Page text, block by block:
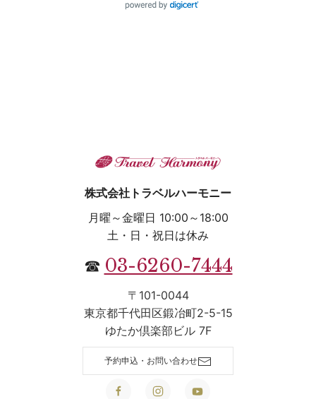
株式会社トラベルハーモニー
月曜～金曜日 10:00～18:00
土・日・祝日は休み
☎ 03-6260-7444
〒101-0044
東京都千代田区鍛冶町2-5-15
ゆたか倶楽部ビル 7F
予約申込・お問い合わせ